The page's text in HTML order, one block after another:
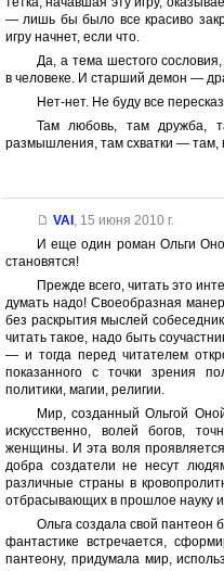
— лишь бы было все красиво
игру начнет, если что.
Да, а тема шестого
в человеке. И старший демон —
Нет-нет. Не буду все
Там любовь, там дружба,
размышления, там схватки — там,
VAI , 15 июня 2010 г.
И еще один роман Ольги
становятся!
Прежде всего, читать это
думать надо! Своеобразная
без раскрытия мыслей
читать такое, надо быть
— и тогда перед читателем
показанного с точки зрения
политики, магии, религии.
Мир, созданный Ольгой
искусственно, волей богов,
женщины. И эта воля
добра создатели не несут
различные страны в
отбрасывающих в прошлое науку и
Ольга создала свой пантеон
фантастике встречается,
пантеону, придумала мир,